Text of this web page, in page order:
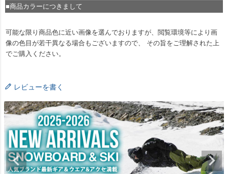
■商品カラーにつきまして
可能な限り商品色に近い画像を選んでおりますが、閲覧環境等により画
像の色目が若干異なる場合もございますので、 その旨をご理解された上
でご購入ください。
レビューを書く